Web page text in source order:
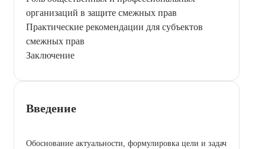
организаций в защите смежных прав
Практические рекомендации для субъектов
смежных прав
Заключение
Введение
Обоснование актуальности, формулировка цели и задач